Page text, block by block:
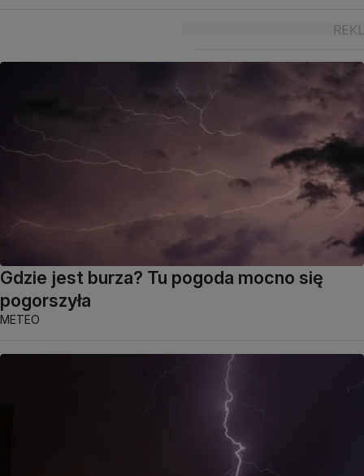
Gdzie jest burza? Tu pogoda mocno się
pogorszyła
METEO